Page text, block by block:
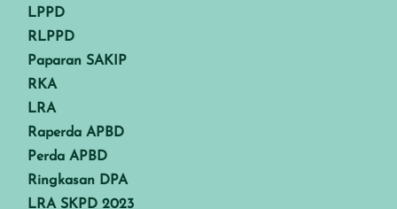
LPPD
RLPPD
Paparan SAKIP
RKA
LRA
Raperda APBD
Perda APBD
Ringkasan DPA
LRA SKPD 2023